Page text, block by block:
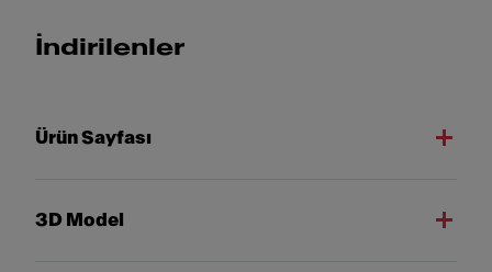
İndirilenler
Ürün Sayfası
3D Model